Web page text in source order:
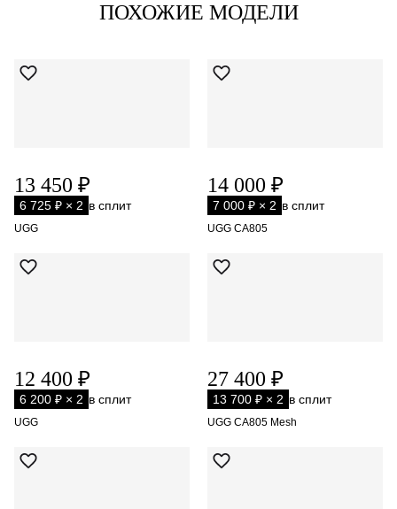
ПОХОЖИЕ МОДЕЛИ
13 450 ₽
6 725 ₽ × 2 в сплит
UGG
14 000 ₽
7 000 ₽ × 2 в сплит
UGG CA805
12 400 ₽
6 200 ₽ × 2 в сплит
UGG
27 400 ₽
13 700 ₽ × 2 в сплит
UGG CA805 Mesh